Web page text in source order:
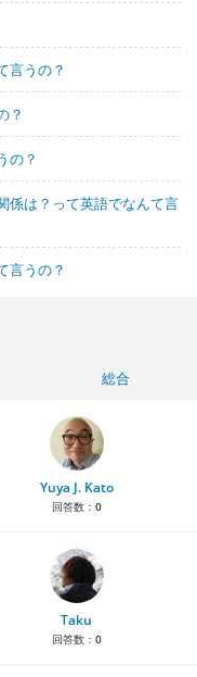
言うの？
？
の？
係は？って英語でなんて言
言うの？
総合
Yuya J. Kato
回答数： 0
Taku
回答数： 0